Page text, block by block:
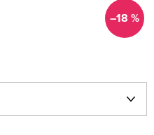
–18 %